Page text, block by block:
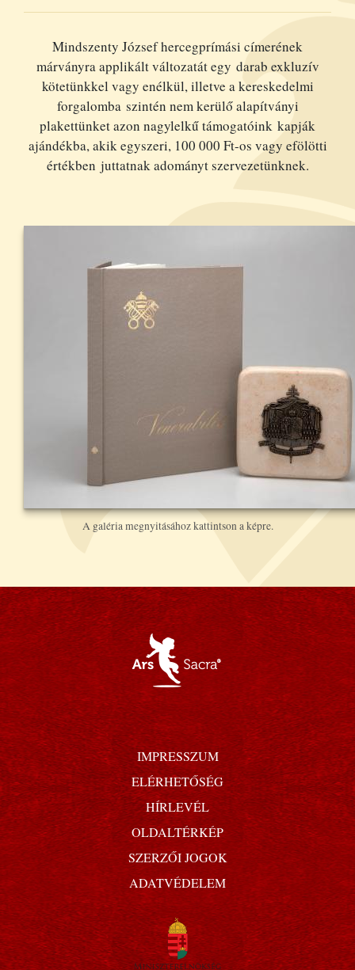
Mindszenty József hercegprímási címerének
márványra applikált változatát egy darab exkluzív
kötetünkkel vagy enélkül, illetve a kereskedelmi
forgalomba szintén nem kerülő alapítványi
plakettünket azon nagylelkű támogatóink kapják
ajándékba, akik egyszeri, 100 000 Ft-os vagy efölötti
értékben juttatnak adományt szervezetünknek.
A galéria megnyitásához kattintson a képre.
IMPRESSZUM
ELÉRHETŐSÉG
HÍRLEVÉL
OLDALTÉRKÉP
SZERZŐI JOGOK
ADATVÉDELEM